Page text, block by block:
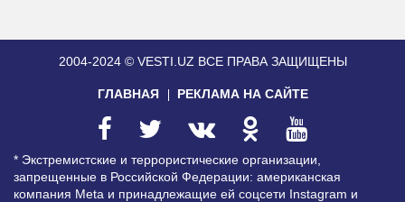
2004-2024 © VESTI.UZ ВСЕ ПРАВА ЗАЩИЩЕНЫ
ГЛАВНАЯ РЕКЛАМА НА САЙТЕ
* Экстремистские и террористические организации,
запрещенные в Российской Федерации: американская
компания Meta и принадлежащие ей соцсети Instagram и